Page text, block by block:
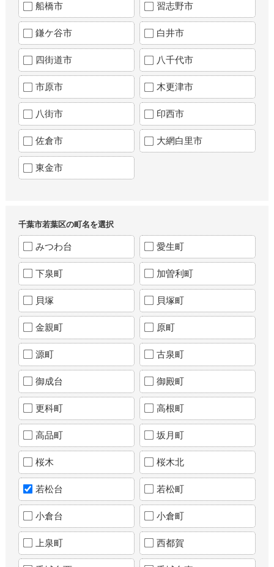
船橋市 習志野市
鎌ケ谷市 白井市
四街道市 八千代市
市原市 木更津市
八街市 印西市
佐倉市 大網白里市
東金市
千葉市若葉区の町名を選択
みつわ台 愛生町
下泉町 加曽利町
貝塚 貝塚町
金親町 原町
源町 古泉町
御成台 御殿町
更科町 高根町
高品町 坂月町
桜木 桜木北
若松台 若松町
小倉台 小倉町
上泉町 西都賀